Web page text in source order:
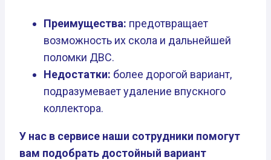
Преимущества: предотвращает
возможность их скола и дальнейшей
поломки ДВС.
Недостатки: более дорогой вариант,
подразумевает удаление впускного
коллектора.
У нас в сервисе наши сотрудники помогут
вам подобрать достойный вариант